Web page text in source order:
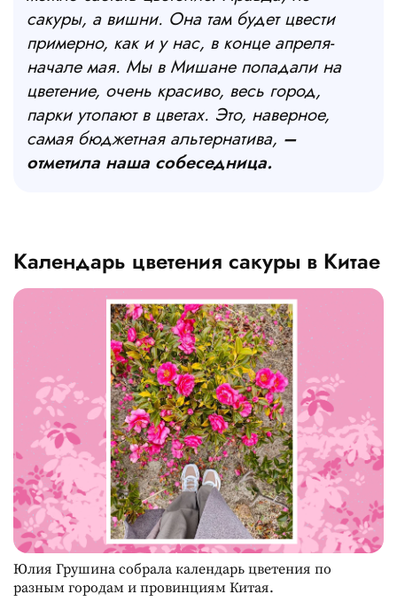
сакуры, а вишни. Она там будет цвести
примерно, как и у нас, в конце апреля-
начале мая. Мы в Мишане попадали на
цветение, очень красиво, весь город,
парки утопают в цветах. Это, наверное,
самая бюджетная альтернатива, –
отметила наша собеседница.
Календарь цветения сакуры в Китае
Юлия Грушина собрала календарь цветения по
разным городам и провинциям Китая.